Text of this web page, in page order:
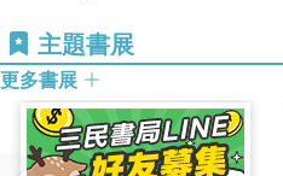
主題書展
更多書展